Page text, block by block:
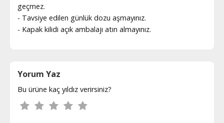
geçmez.
- Tavsiye edilen günlük dozu aşmayınız.
- Kapak kilidi açık ambalajı atın almayınız.
Yorum Yaz
Bu ürüne kaç yıldız verirsiniz?